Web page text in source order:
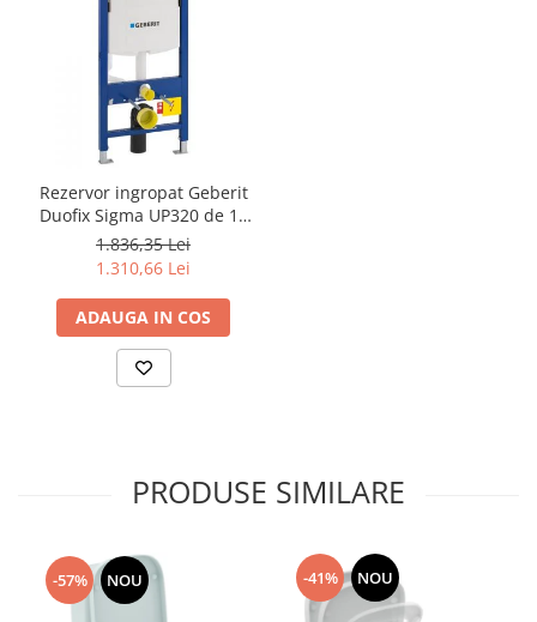
Rezervor ingropat Geberit
Duofix Sigma UP320 de 12
cm grosime cu cadru si
actionare frontala, H112 cm
1.836,35 Lei
1.310,66 Lei
ADAUGA IN COS
PRODUSE SIMILARE
-57% NOU -41% NOU